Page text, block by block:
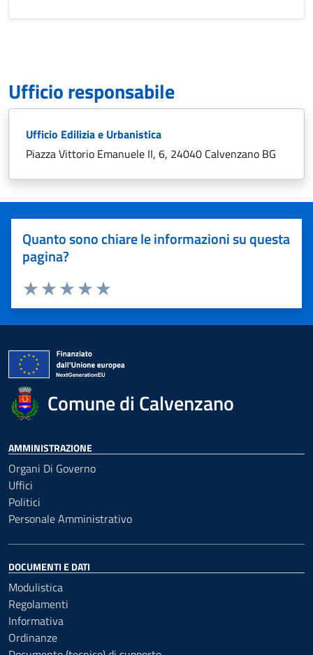
Ufficio responsabile
Ufficio Edilizia e Urbanistica
Piazza Vittorio Emanuele II, 6, 24040 Calvenzano BG
Quanto sono chiare le informazioni su questa
pagina?
Valuta 5 stelle su 5
Valuta 4 stelle su 5
Valuta 3 stelle su 5
Valuta 2 stelle su 5
Valuta 1 stelle su 5
Comune di Calvenzano
AMMINISTRAZIONE
Organi Di Governo
Uffici
Politici
Personale Amministrativo
DOCUMENTI E DATI
Modulistica
Regolamenti
Informativa
Ordinanze